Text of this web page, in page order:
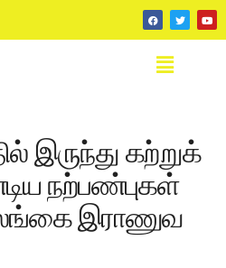
இருந்து கற்றுக்
நற்பண்புகள்
இராணுவ